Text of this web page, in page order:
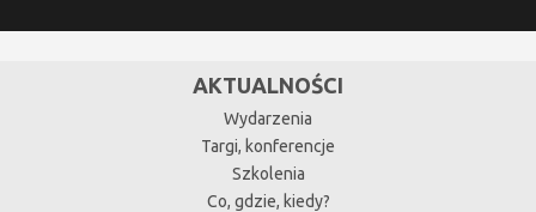
AKTUALNOŚCI
Wydarzenia
Targi, konferencje
Szkolenia
Co, gdzie, kiedy?